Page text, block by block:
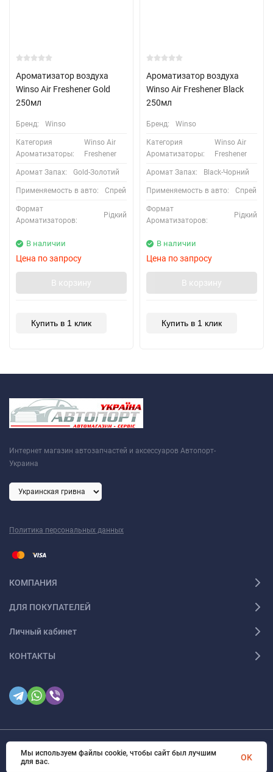
Ароматизатор воздуха
Winso Air Freshener Gold
250мл
Бренд: Winso
Категория
Ароматизаторы:
Winso Air
Freshener
Аромат Запах: Gold-Золотий
Применяемость в авто: Спрей
Формат
Ароматизаторов:
Рідкий
В наличии
Цена по запросу
В корзину
Купить в 1 клик
Ароматизатор воздуха
Winso Air Freshener Black
250мл
Бренд: Winso
Категория
Ароматизаторы:
Winso Air
Freshener
Аромат Запах: Black-Чорний
Применяемость в авто: Спрей
Формат
Ароматизаторов:
Рідкий
В наличии
Цена по запросу
В корзину
Купить в 1 клик
Интернет магазин автозапчастей и аксессуаров Автопорт-
Украина
Политика персональных данных
КОМПАНИЯ
ДЛЯ ПОКУПАТЕЛЕЙ
Личный кабинет
КОНТАКТЫ
© 2026. Все права защищены
Мы используем файлы cookie, чтобы сайт был лучшим
для вас.
OK